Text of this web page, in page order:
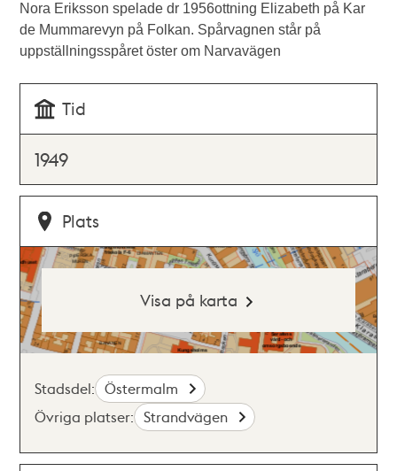
Nora Eriksson spelade dr 1956ottning Elizabeth på Kar
de Mummarevyn på Folkan. Spårvagnen står på
uppställningsspåret öster om Narvavägen
Tid
1949
Plats
Visa på karta
Stadsdel: Östermalm
Övriga platser: Strandvägen